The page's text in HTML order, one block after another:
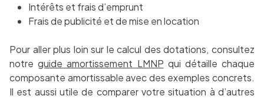
Intérêts et frais d’emprunt
Frais de publicité et de mise en location
Pour aller plus loin sur le calcul des dotations, consultez
notreguide amortissement LMNP qui détaille chaque
composante amortissable avec des exemples concrets.
Il est aussi utile de comparer votre situation à d’autres